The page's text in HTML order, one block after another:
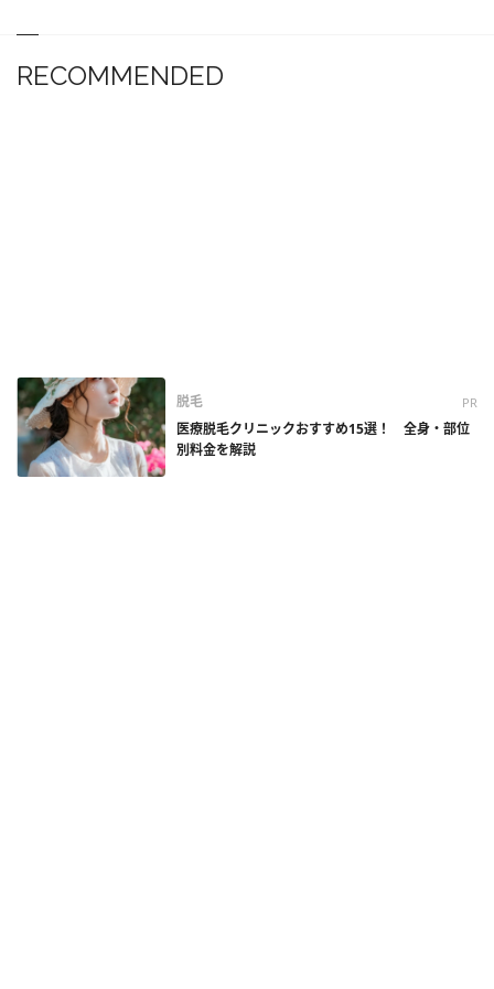
RECOMMENDED
脱毛 PR
医療脱毛クリニックおすすめ15選！ 全身・部位
別料金を解説